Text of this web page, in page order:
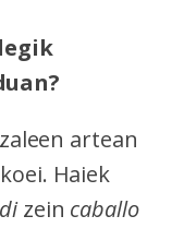
artean
Haiek
zein caballo